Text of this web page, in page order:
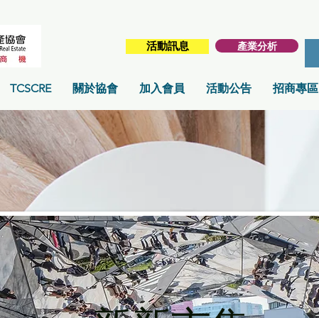
活動訊息 產業分析
TCSCRE 關於協會 加入會員 活動公告 招商專區